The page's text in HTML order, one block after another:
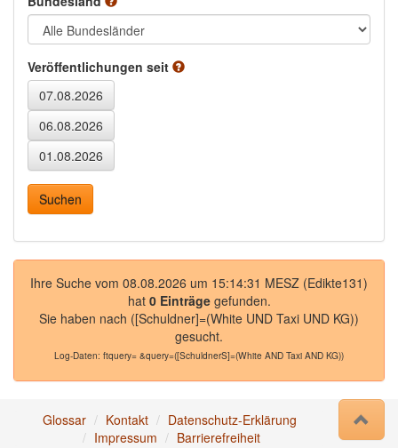
Veröffentlichungen seit
Ihre Suche vom 08.08.2026 um 15:14:31 MESZ (Edikte131)
hat 0 Einträgegefunden.
Sie haben nach ([Schuldner]=(White UND Taxi UND KG))
gesucht.
Log-Daten: ftquery= &query=([SchuldnerS]=(White AND Taxi AND KG))
Glossar Kontakt
Datenschutz-Erklärung
Impressum
Barrierefreiheit